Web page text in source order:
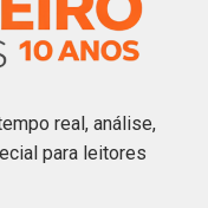
real, análise,
para leitores